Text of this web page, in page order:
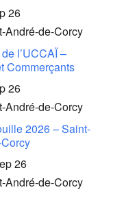
26
André-de-Corcy
l’UCCAÏ –
Commerçants
26
André-de-Corcy
2026 – Saint-
26
André-de-Corcy